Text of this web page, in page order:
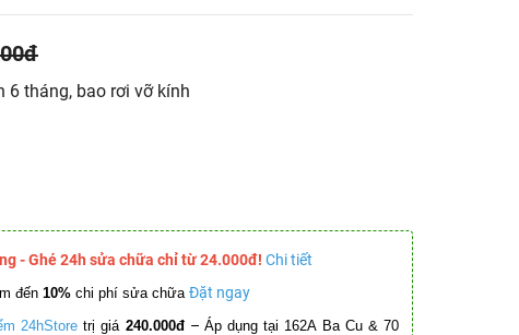
6 tháng, bao rơi vỡ kính
- Ghé 24h sửa chữa chỉ từ 24.000đ! Chi tiết
đến 10% chi phí sửa chữa Đặt ngay
24hStore trị giá 240.000đ – Áp dụng tại 162A Ba Cu & 70